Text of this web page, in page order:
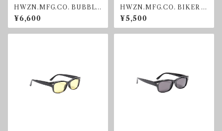
HWZN.MFG.CO. BUBBLE
GUM SUNGRASS
¥6,600
HWZN.MFG.CO. BIKER S
HADE GREY
¥5,500